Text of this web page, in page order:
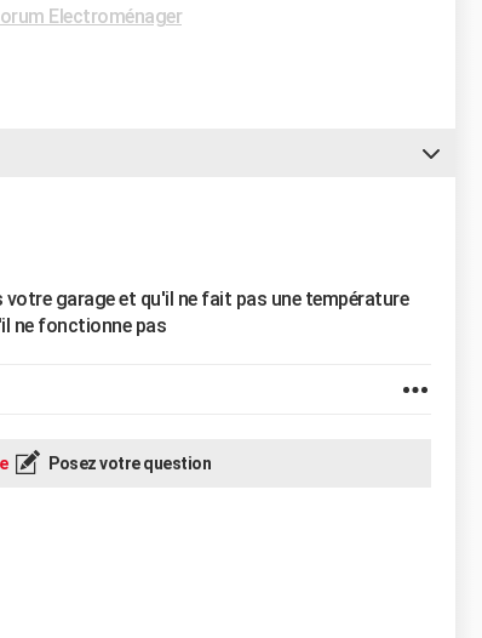
Electroménager
garage et qu'il ne fait pas une température
ne fonctionne pas
Posez votre question